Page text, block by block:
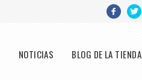
NOTICIAS BLOG DE LA TIENDA